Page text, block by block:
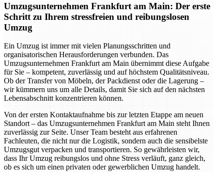
Umzugsunternehmen Frankfurt am Main: Der erste
Schritt zu Ihrem stressfreien und reibungslosen
Umzug
Ein Umzug ist immer mit vielen Planungsschritten und
organisatorischen Herausforderungen verbunden. Das
Umzugsunternehmen Frankfurt am Main übernimmt diese Aufgabe
für Sie – kompetent, zuverlässig und auf höchstem Qualitätsniveau.
Ob der Transfer von Möbeln, der Packdienst oder die Lagerung –
wir kümmern uns um alle Details, damit Sie sich auf den nächsten
Lebensabschnitt konzentrieren können.
Von der ersten Kontaktaufnahme bis zur letzten Etappe am neuen
Standort – das Umzugsunternehmen Frankfurt am Main steht Ihnen
zuverlässig zur Seite. Unser Team besteht aus erfahrenen
Fachleuten, die nicht nur die Logistik, sondern auch die sensibelste
Umzugsgut verpacken und transportieren. So gewährleisten wir,
dass Ihr Umzug reibungslos und ohne Stress verläuft, ganz gleich,
ob es sich um einen privaten oder gewerblichen Umzug handelt.